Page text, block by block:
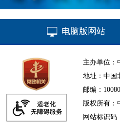
电脑版网站
主办单位：
地址：中国
邮编：
版权所有：
网站标识码